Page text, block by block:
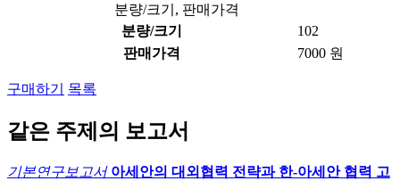
분량/크기, 판매가격
분량/크기
102
판매가격
7000 원
구매하기 목록
같은 주제의 보고서
기본연구보고서 아세안의 대외협력 전략과 한-아세안 협력 고